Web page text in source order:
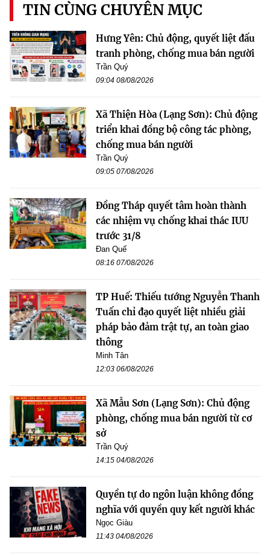
TIN CÙNG CHUYÊN MỤC
Hưng Yên: Chủ động, quyết liệt đấu
tranh phòng, chống mua bán người
Trần Quý
09:04 08/08/2026
Xã Thiện Hòa (Lạng Sơn): Chủ động
triển khai đồng bộ công tác phòng,
chống mua bán người
Trần Quý
09:05 07/08/2026
Đồng Tháp quyết tâm hoàn thành
các nhiệm vụ chống khai thác IUU
trước 31/8
Đan Quế
08:16 07/08/2026
TP Huế: Thiếu tướng Nguyễn Thanh
Tuấn chỉ đạo quyết liệt nhiều giải
pháp bảo đảm trật tự, an toàn giao
thông
Minh Tân
12:03 06/08/2026
Xã Mẫu Sơn (Lạng Sơn): Chủ động
phòng, chống mua bán người từ cơ
sở
Trần Quý
14:15 04/08/2026
Quyền tự do ngôn luận không đồng
nghĩa với quyền quy kết người khác
Ngọc Giàu
11:43 04/08/2026